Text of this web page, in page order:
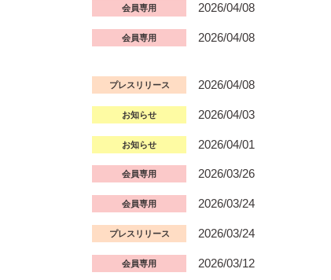
会員専用 2026/04/08
会員専用 2026/04/08
プレスリリース 2026/04/08
お知らせ 2026/04/03
お知らせ 2026/04/01
会員専用 2026/03/26
会員専用 2026/03/24
プレスリリース 2026/03/24
会員専用 2026/03/12